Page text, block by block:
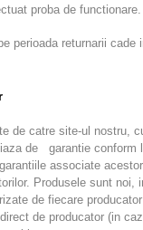
proba de functionare.
perioada returnarii
de catre site-ul nostru,
de garantie conform
associate
Produsele sunt noi,
de fiecare
de producator (in